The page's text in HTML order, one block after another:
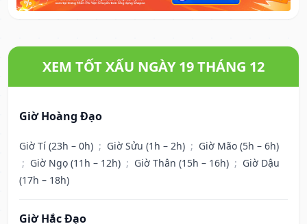
XEM TỐT XẤU NGÀY 19 THÁNG 12
Giờ Hoàng Đạo
Giờ Tí (23h – 0h) ; Giờ Sửu (1h – 2h) ; Giờ Mão (5h – 6h)
; Giờ Ngọ (11h – 12h) ; Giờ Thân (15h – 16h) ; Giờ Dậu
(17h – 18h)
Giờ Hắc Đạo